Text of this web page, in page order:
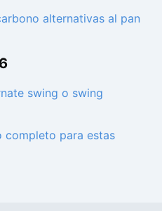
alternativas al pan
swing o swing
completo para estas